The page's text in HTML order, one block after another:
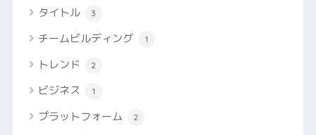
タイトル 3
チームビルディング 1
トレンド 2
ビジネス 1
プラットフォーム 2